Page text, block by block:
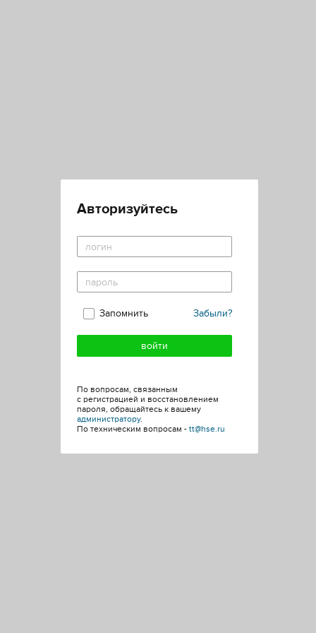
Авторизуйтесь
Забыли?
Запомнить
По вопросам, связанным
с регистрацией и восстановлением
пароля, обращайтесь к вашему
администратору.
По техническим вопросам - tt@hse.ru